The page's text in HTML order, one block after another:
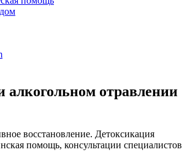
отравлении
восстановление. Детоксикация
помощь, консультации специалистов